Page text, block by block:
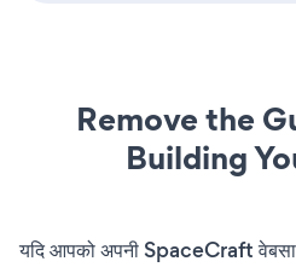
Remove the
Building
यदि आपको अपनी SpaceCraft